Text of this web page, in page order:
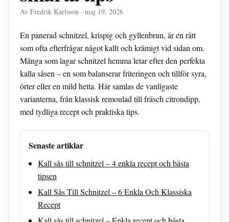
Av Fredrik Karlsson · maj 19, 2026
En panerad schnitzel, krispig och gyllenbrun, är en rätt
som ofta efterfrågar något kallt och krämigt vid sidan om.
Många som lagar schnitzel hemma letar efter den perfekta
kalla såsen – en som balanserar friteringen och tillför syra,
örter eller en mild hetta. Här samlas de vanligaste
varianterna, från klassisk remoulad till fräsch citrondipp,
med tydliga recept och praktiska tips.
Senaste artiklar
Kall sås till schnitzel – 4 enkla recept och bästa
tipsen
Kall Sås Till Schnitzel – 6 Enkla Och Klassiska
Recept